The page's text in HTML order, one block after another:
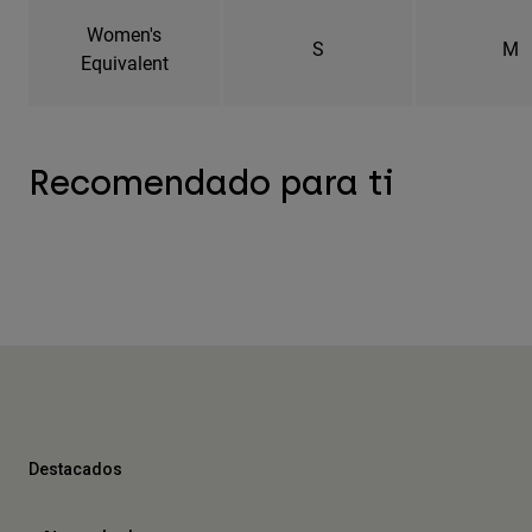
Women's
Equivalent
S M
Recomendado para ti
Destacados